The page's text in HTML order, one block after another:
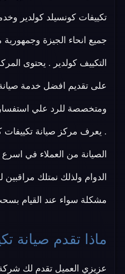
تكييفات كونسيلد كولدير
جميع انحاء الجيزة
التكييف كولدير . يحتوى
على تقديم افضل خدمة
ومتخصصة للرد علي
. يعرف مركز صيانة تكييفات
الصيانة من العملاء في
الدوام ولذلك نمتلك
مشكلة سواء عند القيام
ماذا تقدم صيانة
عزيزي العميل تقدم لك